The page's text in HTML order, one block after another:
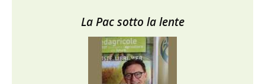
La Pac sotto la lente